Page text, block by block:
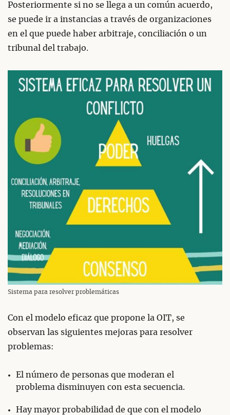
Posteriormente si no se llega a un común acuerdo,
se puede ir a instancias a través de organizaciones
en el que puede haber arbitraje, conciliación o un
tribunal del trabajo.
Sistema para resolver problemáticas
Con el modelo eficaz que propone la OIT, se
observan las siguientes mejoras para resolver
problemas:
El número de personas que moderan el
problema disminuyen con esta secuencia.
Hay mayor probabilidad de que con el modelo